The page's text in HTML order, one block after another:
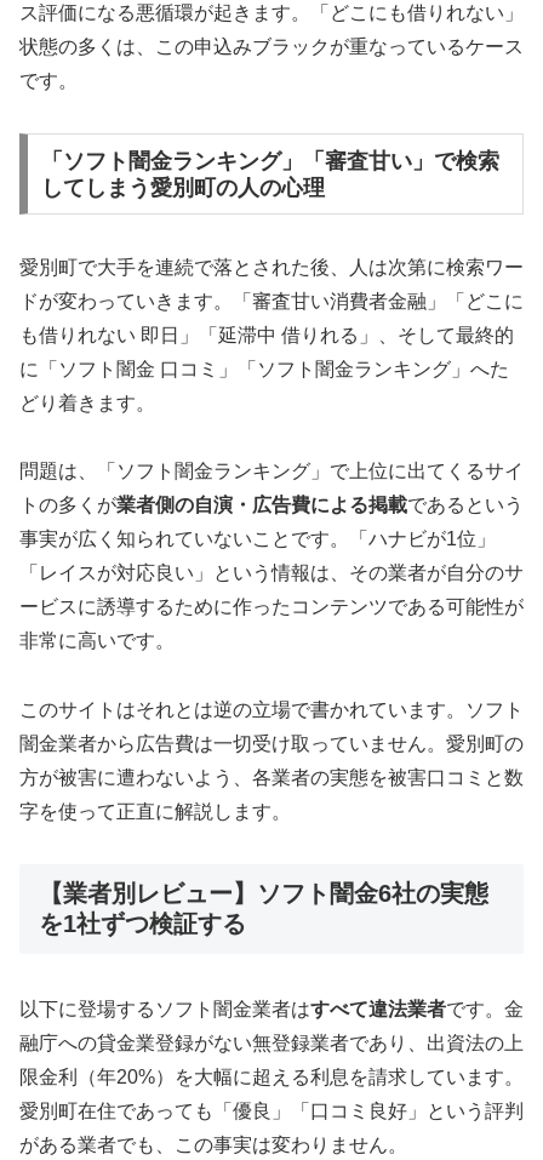
ス評価になる悪循環が起きます。「どこにも借りれない」
状態の多くは、この申込みブラックが重なっているケース
です。
「ソフト闇金ランキング」「審査甘い」で検索
してしまう愛別町の人の心理
愛別町で大手を連続で落とされた後、人は次第に検索ワー
ドが変わっていきます。「審査甘い消費者金融」「どこに
も借りれない 即日」「延滞中 借りれる」、そして最終的
に「ソフト闇金 口コミ」「ソフト闇金ランキング」へた
どり着きます。
問題は、「ソフト闇金ランキング」で上位に出てくるサイ
トの多くが業者側の自演・広告費による掲載であるという
事実が広く知られていないことです。「ハナビが1位」
「レイスが対応良い」という情報は、その業者が自分のサ
ービスに誘導するために作ったコンテンツである可能性が
非常に高いです。
このサイトはそれとは逆の立場で書かれています。ソフト
闇金業者から広告費は一切受け取っていません。愛別町の
方が被害に遭わないよう、各業者の実態を被害口コミと数
字を使って正直に解説します。
【業者別レビュー】ソフト闇金6社の実態
を1社ずつ検証する
以下に登場するソフト闇金業者はすべて違法業者です。金
融庁への貸金業登録がない無登録業者であり、出資法の上
限金利（年20%）を大幅に超える利息を請求しています。
愛別町在住であっても「優良」「口コミ良好」という評判
がある業者でも、この事実は変わりません。